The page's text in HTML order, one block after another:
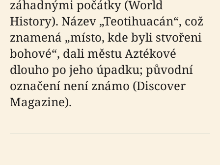
záhadnými počátky (World
History). Název „Teotihuacán“, což
znamená „místo, kde byli stvořeni
bohové“, dali městu Aztékové
dlouho po jeho úpadku; původní
označení není známo (Discover
Magazine).